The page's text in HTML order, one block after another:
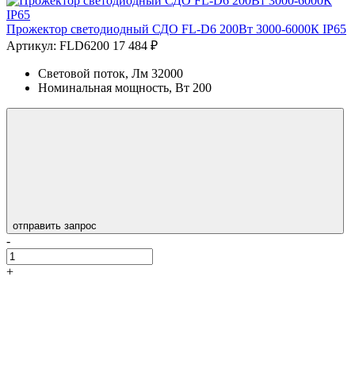
Прожектор светодиодный СДО FL-D6 200Вт 3000-6000К IP65
Артикул: FLD6200 17 484 ₽
Световой поток, Лм 32000
Номинальная мощность, Вт 200
отправить запрос
-
+